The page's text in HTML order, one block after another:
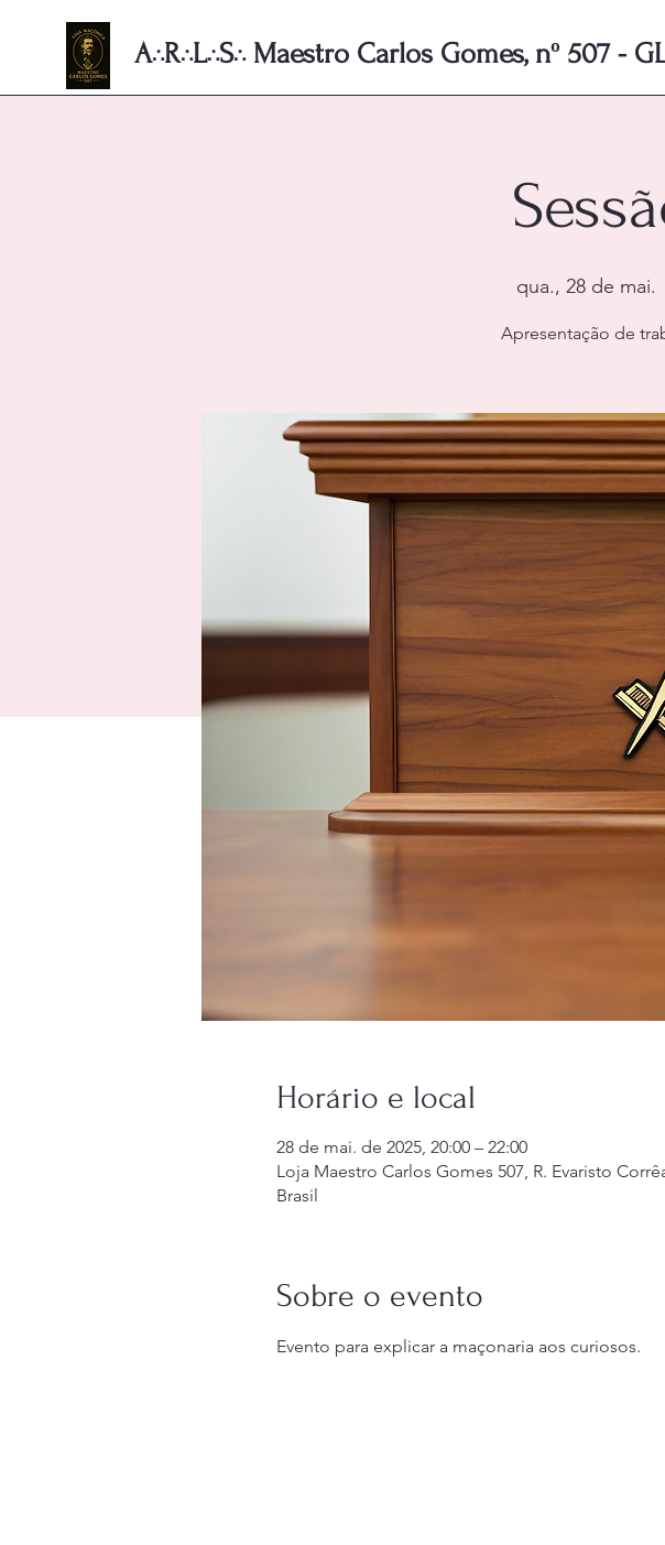
A∴R∴L∴S∴Maestro Carlos Gomes, nº 507 -
qua., 28 de mai.
Apresentação de
Horário e local
28 de mai. de 2025, 20:00 – 22:00
Loja Maestro Carlos Gomes 507, R. Evaristo
Brasil
Sobre o evento
Evento para explicar a maçonaria aos curiosos.